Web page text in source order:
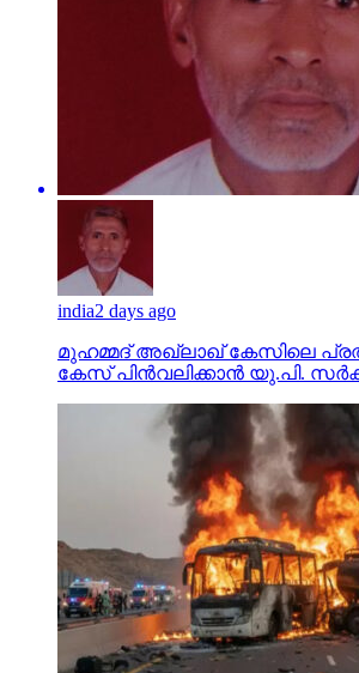
india2 days ago
മുഹമ്മദ് അഖ്‌ലാഖ് കേസിലെ
കേസ് പിന്‍വലിക്കാന്‍ യു.പി.